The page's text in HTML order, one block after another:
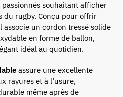
souhaitant afficher
du rugby. Conçu pour offrir
un cordon tressé solide
en forme de ballon,
idéal au quotidien.
assure une excellente
rayures et à l’usure,
même après de